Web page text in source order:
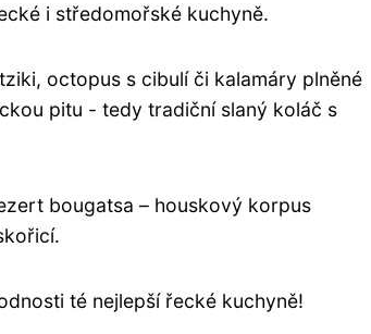
i středomořské kuchyně.
octopus s cibulí či kalamáry plněné
pitu - tedy tradiční slaný koláč s
bougatsa – houskový korpus
té nejlepší řecké kuchyně!